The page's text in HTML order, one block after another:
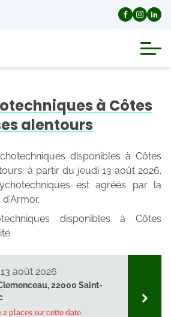
de conduire
de conduire
pour le permis
test psychotechnique
à Côtes
alentours
disponibles à Côtes
à partir du jeudi 13 août 2026.
est agréés par la
disponibles à Côtes
22000 Saint-
2 places sur cette date.
août 2026